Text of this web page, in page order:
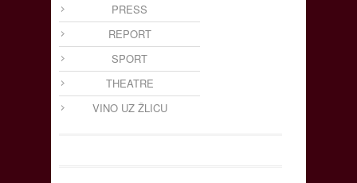
PRESS
REPORT
SPORT
THEATRE
VINO UZ ŽLICU